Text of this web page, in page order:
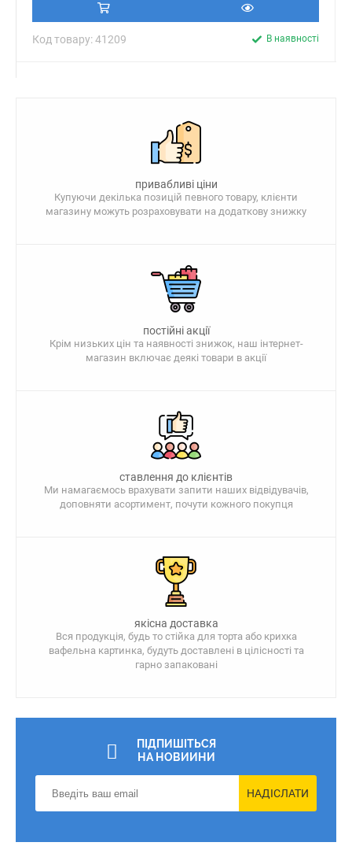
Код товару: 41209 В наявності
привабливі ціни
Купуючи декілька позицій певного товару, клієнти
магазину можуть розраховувати на додаткову знижку
постійні акції
Крім низьких цін та наявності знижок, наш інтернет-
магазин включає деякі товари в акції
ставлення до клієнтів
Ми намагаємось врахувати запити наших відвідувачів,
доповняти асортимент, почути кожного покупця
якісна доставка
Вся продукція, будь то стійка для торта або крихка
вафельна картинка, будуть доставлені в цілісності та
гарно запаковані
ПІДПИШІТЬСЯ
НА НОВИИНИ
НАДІСЛАТИ